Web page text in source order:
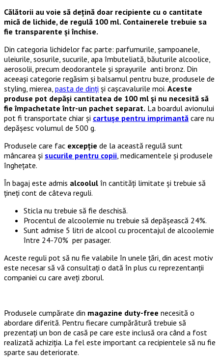
Călătorii au voie să dețină doar recipiente cu o cantitate
mică de lichide, de regulă 100 ml. Containerele trebuie sa
fie transparente și închise.
Din categoria lichidelor fac parte: parfumurile, șampoanele,
uleiurile, sosurile, sucurile, apa îmbuteliată, băuturile alcoolice,
aerosolii, precum deodorantele și sprayurile anti bronz. Din
aceeași categorie regăsim și balsamul pentru buze, produsele de
styling, mierea, pasta de dinți și cașcavalurile moi. Aceste
produse pot depăși cantitatea de 100 ml și nu necesită să
fie împachetate într-un pachet separat. La boardul avionului
pot fi transportate chiar și cartușe pentru imprimantă care nu
depășesc volumul de 500 g.
Produsele care fac excepție de la această regulă sunt
mâncarea și sucurile pentru copii, medicamentele și produsele
înghețate.
În bagaj este admis alcoolul în cantități limitate și trebuie să
țineți cont de câteva reguli.
Sticla nu trebuie să fie deschisă.
Procentul de alcoolemie nu trebuie să depășească 24%.
Sunt admise 5 litri de alcool cu procentajul de alcoolemie
între 24-70% per pasager.
Aceste reguli pot să nu fie valabile în unele țări, din acest motiv
este necesar să vă consultați o dată în plus cu reprezentanții
companiei cu care aveți zborul.
Produsele cumpărate din magazine duty-free necesită o
abordare diferită. Pentru fiecare cumpărătură trebuie să
prezentați un bon de casă pe care este inclusă ora când a fost
realizată achiziția. La fel este important ca recipientele să nu fie
sparte sau deteriorate.